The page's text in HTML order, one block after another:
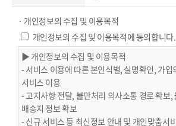
· 개인정보의 수집 및 이용목적
개인정보의 수집 및 이용목적에 동의합니다.